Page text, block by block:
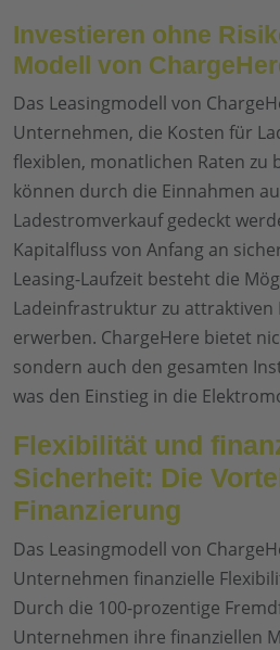
Investieren ohne
Modell von
Das Leasingmodell von
Unternehmen, die Kosten für
flexiblen, monatlichen Raten zu
können durch die Einnahmen
Ladestromverkauf gedeckt
Kapitalfluss von Anfang an
Leasing-Laufzeit besteht die
Ladeinfrastruktur zu attraktiven
erwerben. ChargeHere bietet
sondern auch den gesamten
was den Einstieg in die
Flexibilität und
Sicherheit: Die
Finanzierung
Das Leasingmodell von
Unternehmen finanzielle
Durch die 100-prozentige
Unternehmen ihre finanziellen